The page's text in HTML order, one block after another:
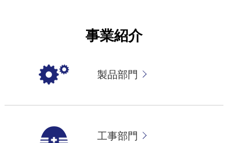
事業紹介
製品部門
工事部門